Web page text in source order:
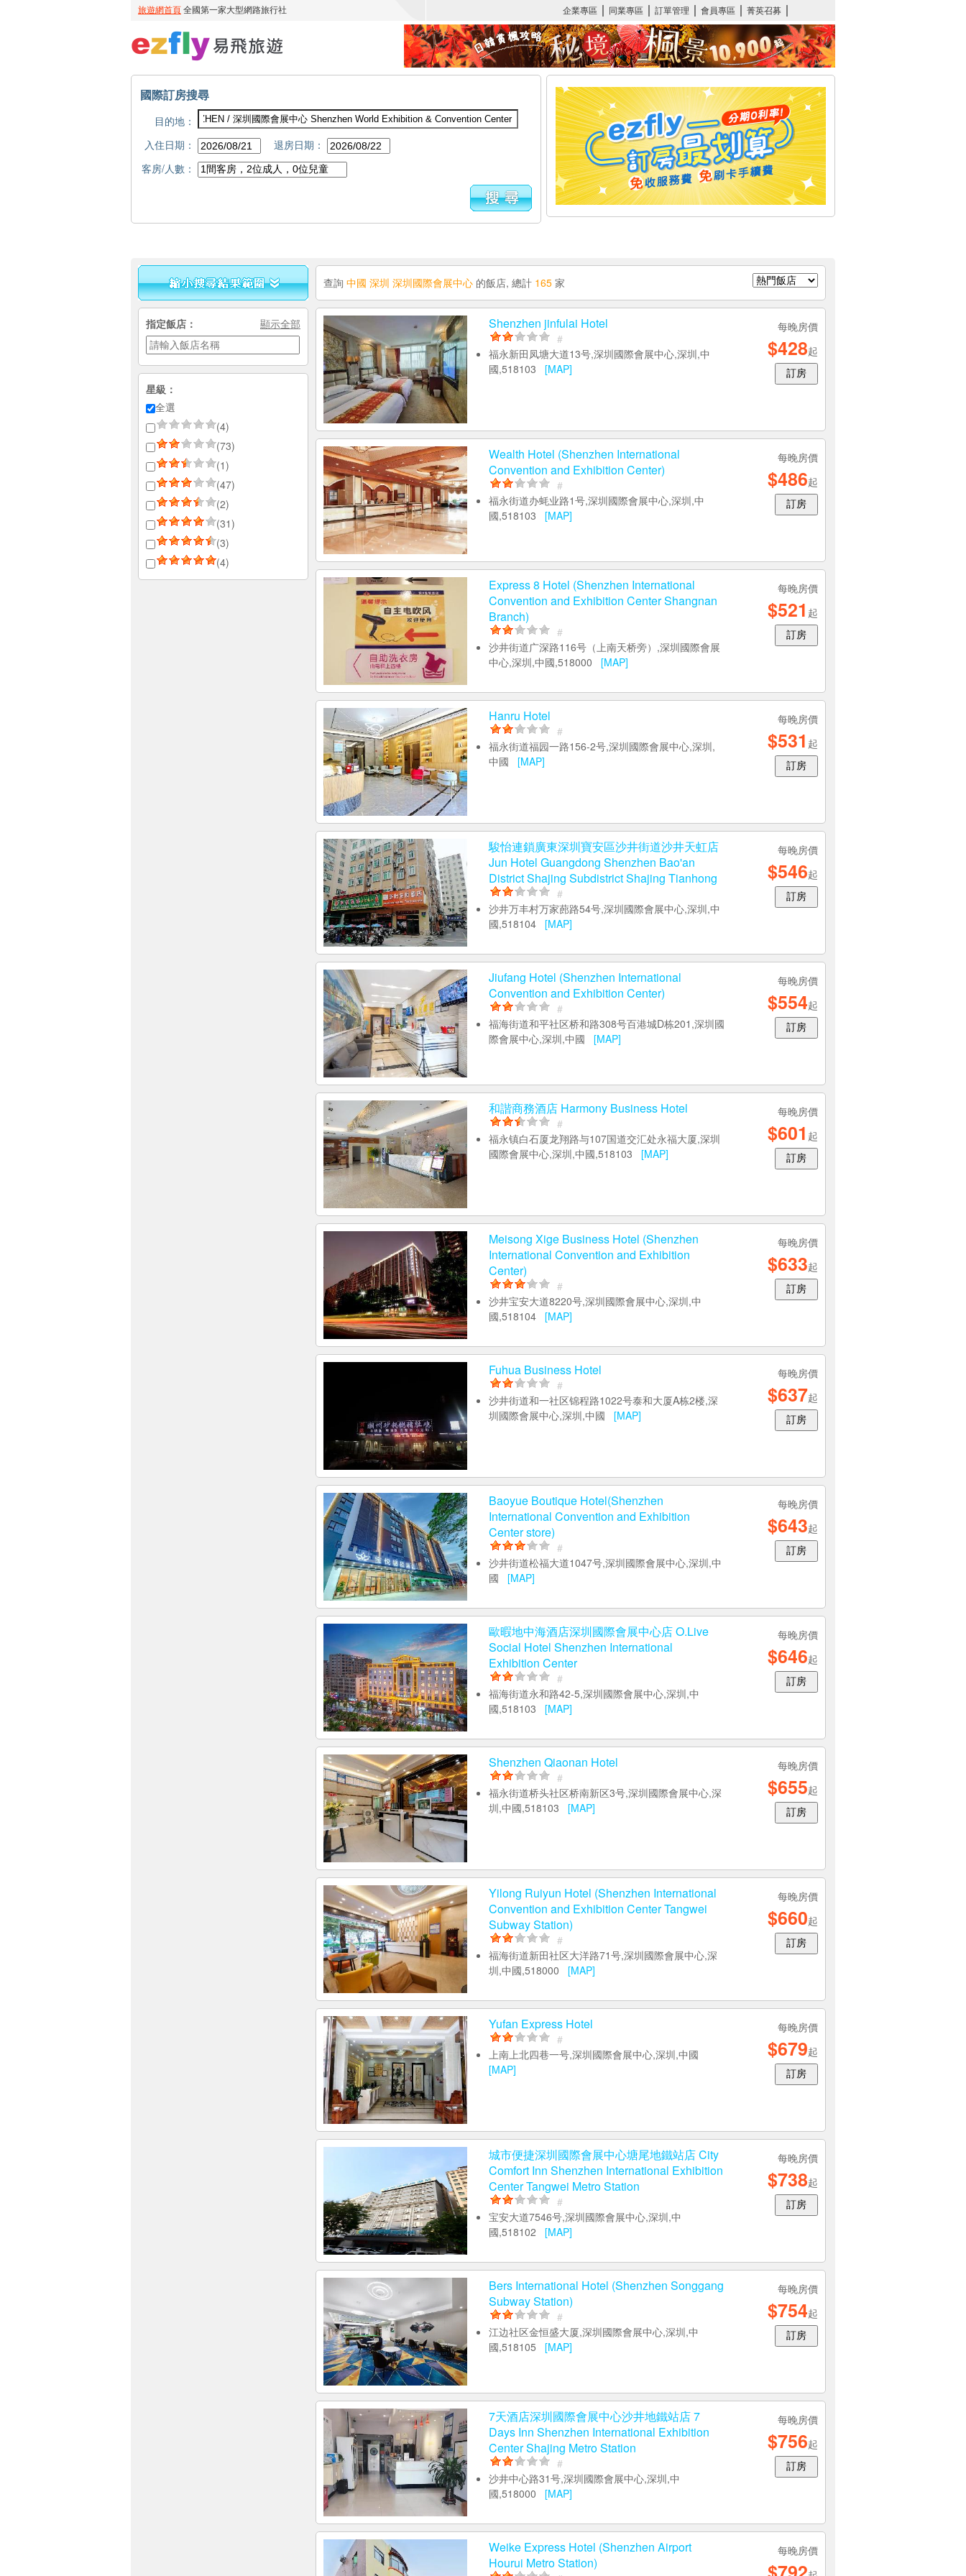
國際訂房搜尋
目的地：
入住日期：
退房日期：
客房/人數：
指定飯店： 顯示全部
星級：
全選
(4)
(73)
(1)
(47)
(2)
(31)
(3)
(4)
查詢 中國 深圳 深圳國際會展中心 的飯店, 總計 165 家
每晚房價
$428起
訂房
Shenzhen jinfulai Hotel
#
福永新田凤塘大道13号,深圳國際會展中心,深圳,中
國,518103 [MAP]
每晚房價
$486起
訂房
Wealth Hotel (Shenzhen International
Convention and Exhibition Center)
#
福永街道办蚝业路1号,深圳國際會展中心,深圳,中
國,518103 [MAP]
每晚房價
$521 起
訂房
Express 8 Hotel (Shenzhen International
Convention and Exhibition Center Shangnan
Branch)
#
沙井街道广深路116号（上南天桥旁）,深圳國際會展
中心,深圳,中國,518000 [MAP]
每晚房價
$531 起
訂房
Hanru Hotel
#
福永街道福园一路156-2号,深圳國際會展中心,深圳,
中國 [MAP]
每晚房價
$546起
訂房
駿怡連鎖廣東深圳寶安區沙井街道沙井天虹店
Jun Hotel Guangdong Shenzhen Bao'an
District Shajing Subdistrict Shajing Tianhong
#
沙井万丰村万家蓢路54号,深圳國際會展中心,深圳,中
國,518104 [MAP]
每晚房價
$554起
訂房
Jiufang Hotel (Shenzhen International
Convention and Exhibition Center)
#
福海街道和平社区桥和路308号百港城D栋201,深圳國
際會展中心,深圳,中國 [MAP]
每晚房價
$601 起
訂房
和諧商務酒店 Harmony Business Hotel
#
福永镇白石厦龙翔路与107国道交汇处永福大厦,深圳
國際會展中心,深圳,中國,518103 [MAP]
每晚房價
$633起
訂房
Meisong Xige Business Hotel (Shenzhen
International Convention and Exhibition
Center)
#
沙井宝安大道8220号,深圳國際會展中心,深圳,中
國,518104 [MAP]
每晚房價
$637起
訂房
Fuhua Business Hotel
#
沙井街道和一社区锦程路1022号泰和大厦A栋2楼,深
圳國際會展中心,深圳,中國 [MAP]
每晚房價
$643起
訂房
Baoyue Boutique Hotel(Shenzhen
International Convention and Exhibition
Center store)
#
沙井街道松福大道1047号,深圳國際會展中心,深圳,中
國 [MAP]
每晚房價
$646起
訂房
歐暇地中海酒店深圳國際會展中心店 O.Live
Social Hotel Shenzhen International
Exhibition Center
#
福海街道永和路42-5,深圳國際會展中心,深圳,中
國,518103 [MAP]
每晚房價
$655起
訂房
Shenzhen Qiaonan Hotel
#
福永街道桥头社区桥南新区3号,深圳國際會展中心,深
圳,中國,518103 [MAP]
每晚房價
$660起
訂房
Yilong Ruiyun Hotel (Shenzhen International
Convention and Exhibition Center Tangwei
Subway Station)
#
福海街道新田社区大洋路71号,深圳國際會展中心,深
圳,中國,518000 [MAP]
每晚房價
$679起
訂房
Yufan Express Hotel
#
上南上北四巷一号,深圳國際會展中心,深圳,中國
[MAP]
每晚房價
$738起
訂房
城市便捷深圳國際會展中心塘尾地鐵站店 City
Comfort Inn Shenzhen International Exhibition
Center Tangwei Metro Station
#
宝安大道7546号,深圳國際會展中心,深圳,中
國,518102 [MAP]
每晚房價
$754起
訂房
Bers International Hotel (Shenzhen Songgang
Subway Station)
#
江边社区金恒盛大厦,深圳國際會展中心,深圳,中
國,518105 [MAP]
每晚房價
$756起
訂房
7天酒店深圳國際會展中心沙井地鐵站店 7
Days Inn Shenzhen International Exhibition
Center Shajing Metro Station
#
沙井中心路31号,深圳國際會展中心,深圳,中
國,518000 [MAP]
每晚房價
Weike Express Hotel (Shenzhen Airport
Hourui Metro Station)